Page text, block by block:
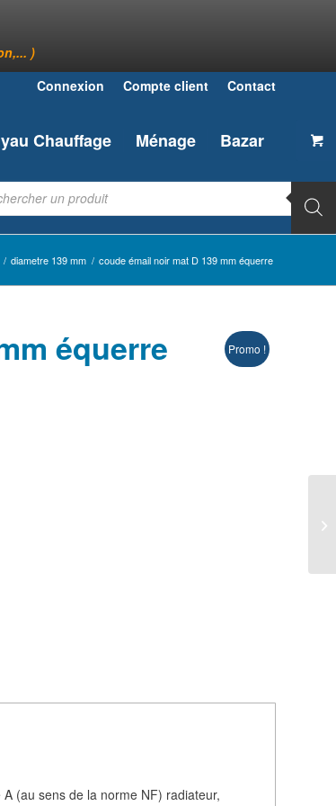
)
Connexion
Compte client Contact
Chauffage Ménage Bazar
/ diametre 139 mm / coude émail noir mat D 139 mm équerre
Promo !
équerre
(au sens de la norme NF) radiateur,